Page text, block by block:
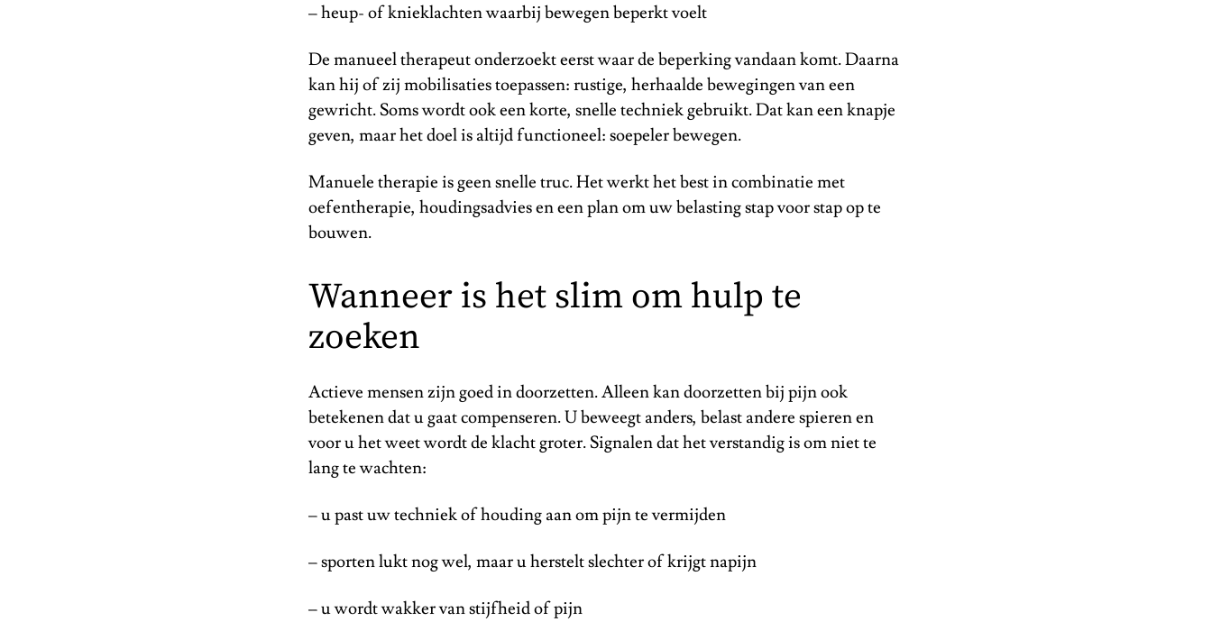
– heup- of knieklachten waarbij bewegen beperkt voelt
De manueel therapeut onderzoekt eerst waar de beperking vandaan komt. Daarna
kan hij of zij mobilisaties toepassen: rustige, herhaalde bewegingen van een
gewricht. Soms wordt ook een korte, snelle techniek gebruikt. Dat kan een knapje
geven, maar het doel is altijd functioneel: soepeler bewegen.
Manuele therapie is geen snelle truc. Het werkt het best in combinatie met
oefentherapie, houdingsadvies en een plan om uw belasting stap voor stap op te
bouwen.
Wanneer is het slim om hulp te
zoeken
Actieve mensen zijn goed in doorzetten. Alleen kan doorzetten bij pijn ook
betekenen dat u gaat compenseren. U beweegt anders, belast andere spieren en
voor u het weet wordt de klacht groter. Signalen dat het verstandig is om niet te
lang te wachten:
– u past uw techniek of houding aan om pijn te vermijden
– sporten lukt nog wel, maar u herstelt slechter of krijgt napijn
– u wordt wakker van stijfheid of pijn